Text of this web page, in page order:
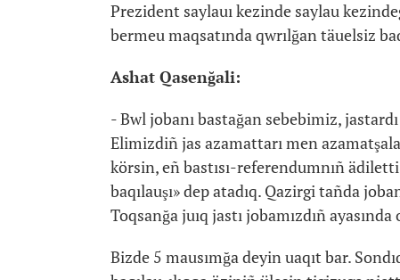
Prezident saylauı kezinde saylau
bermeu maqsatında qwrılğan täuelsiz
Ashat Qasenğali:
- Bwl jobanı bastağan sebebimiz,
Elimizdiñ jas azamattarı men
körsin, eñ bastısı-referendumnıñ
baqılauşı» dep atadıq. Qazirgi tañda
Toqsanğa juıq jastı jobamızdıñ ayasında
Bizde 5 mausımğa deyin uaqıt bar.